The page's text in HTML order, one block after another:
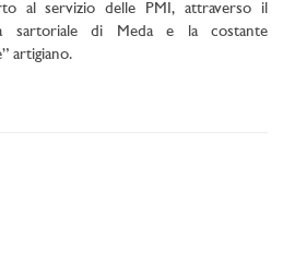
al servizio delle PMI, attraverso il
sartoriale di Meda e la costante
artigiano.